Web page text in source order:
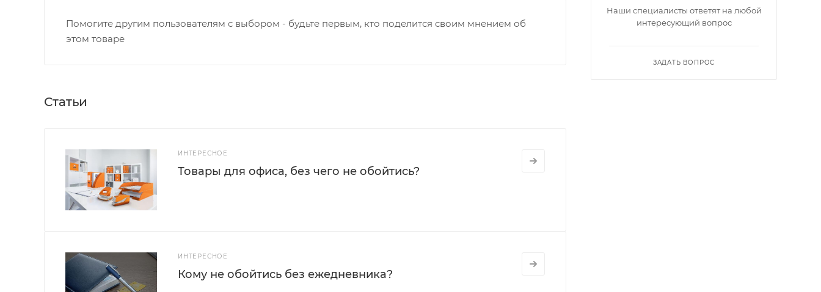
Помогите другим пользователям с выбором - будьте первым, кто поделится своим мнением об
этом товаре
Статьи
ИНТЕРЕСНОЕ
Товары для офиса, без чего не обойтись?
ИНТЕРЕСНОЕ
Кому не обойтись без ежедневника?
Наши специалисты ответят на любой
интересующий вопрос
ЗАДАТЬ ВОПРОС